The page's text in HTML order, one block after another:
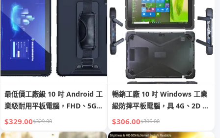
最低價工廠級 10 吋 Android 工
業級耐用平板電腦，FHD、5G、
USB 3.0，具 NFC、指紋識別、
2D 條碼掃描器
$329.00$329.00
暢銷工廠 10 吋 Windows 工業
級防摔平板電腦，具 4G、2D 條
碼、NFC、指紋識別、GPS、
RJ45、RS232、USB 3.0
$306.00$306.00